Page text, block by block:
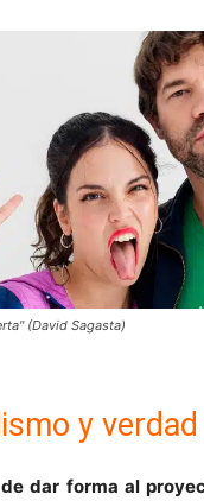
(David Sagasta)
y verdad
dar forma al